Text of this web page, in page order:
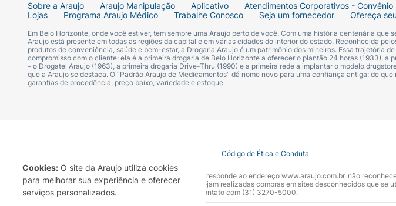
Cookies: O site da Araujo utiliza cookies
para melhorar sua experiência e oferecer
serviços personalizados.
Sobre a Araujo Araujo Manipulação Aplicativo Atendimentos Corporativos - Convênio
Lojas
Programa Araujo Médico Trabalhe Conosco Seja um fornecedor Ofereça
Em Belo Horizonte, onde você estiver, tem sempre uma Araujo perto de você. Com uma história centenária que
Araujo está presente em todas as regiões da capital e em várias cidades do interior do estado. Reconhecida
produtos de conveniência, saúde e bem-estar, a Drogaria Araujo é um patrimônio dos mineiros. Essa trajetória
compromisso com o cliente: ela é a primeira drogaria de Belo Horizonte a oferecer o plantão 24 horas (1933), a
– o Drogatel Araujo (1963), a primeira drogaria Drive-Thru (1990) e a primeira rede a implantar o modelo
que a Araujo se destaca. O “Padrão Araujo de Medicamentos” dá nome novo para uma confiança antiga: de
garantias de procedência, preço baixo, variedade e estoque.
Código de Ética e Conduta
A Drogaria Araujo S/A informa que o seu site oficial corresponde ao endereço www.araujo.com.br, não
marca. Para sua segurança recomendamos que não sejam realizadas compras em sites desconhecidos que se
Araujo S.A. Em caso de dúvidas, gentileza entrar em contato com (31) 3270-5000.